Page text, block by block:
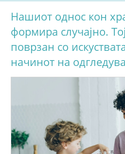
Нашиот однос кон
формира случајно.
поврзан со
начинот на